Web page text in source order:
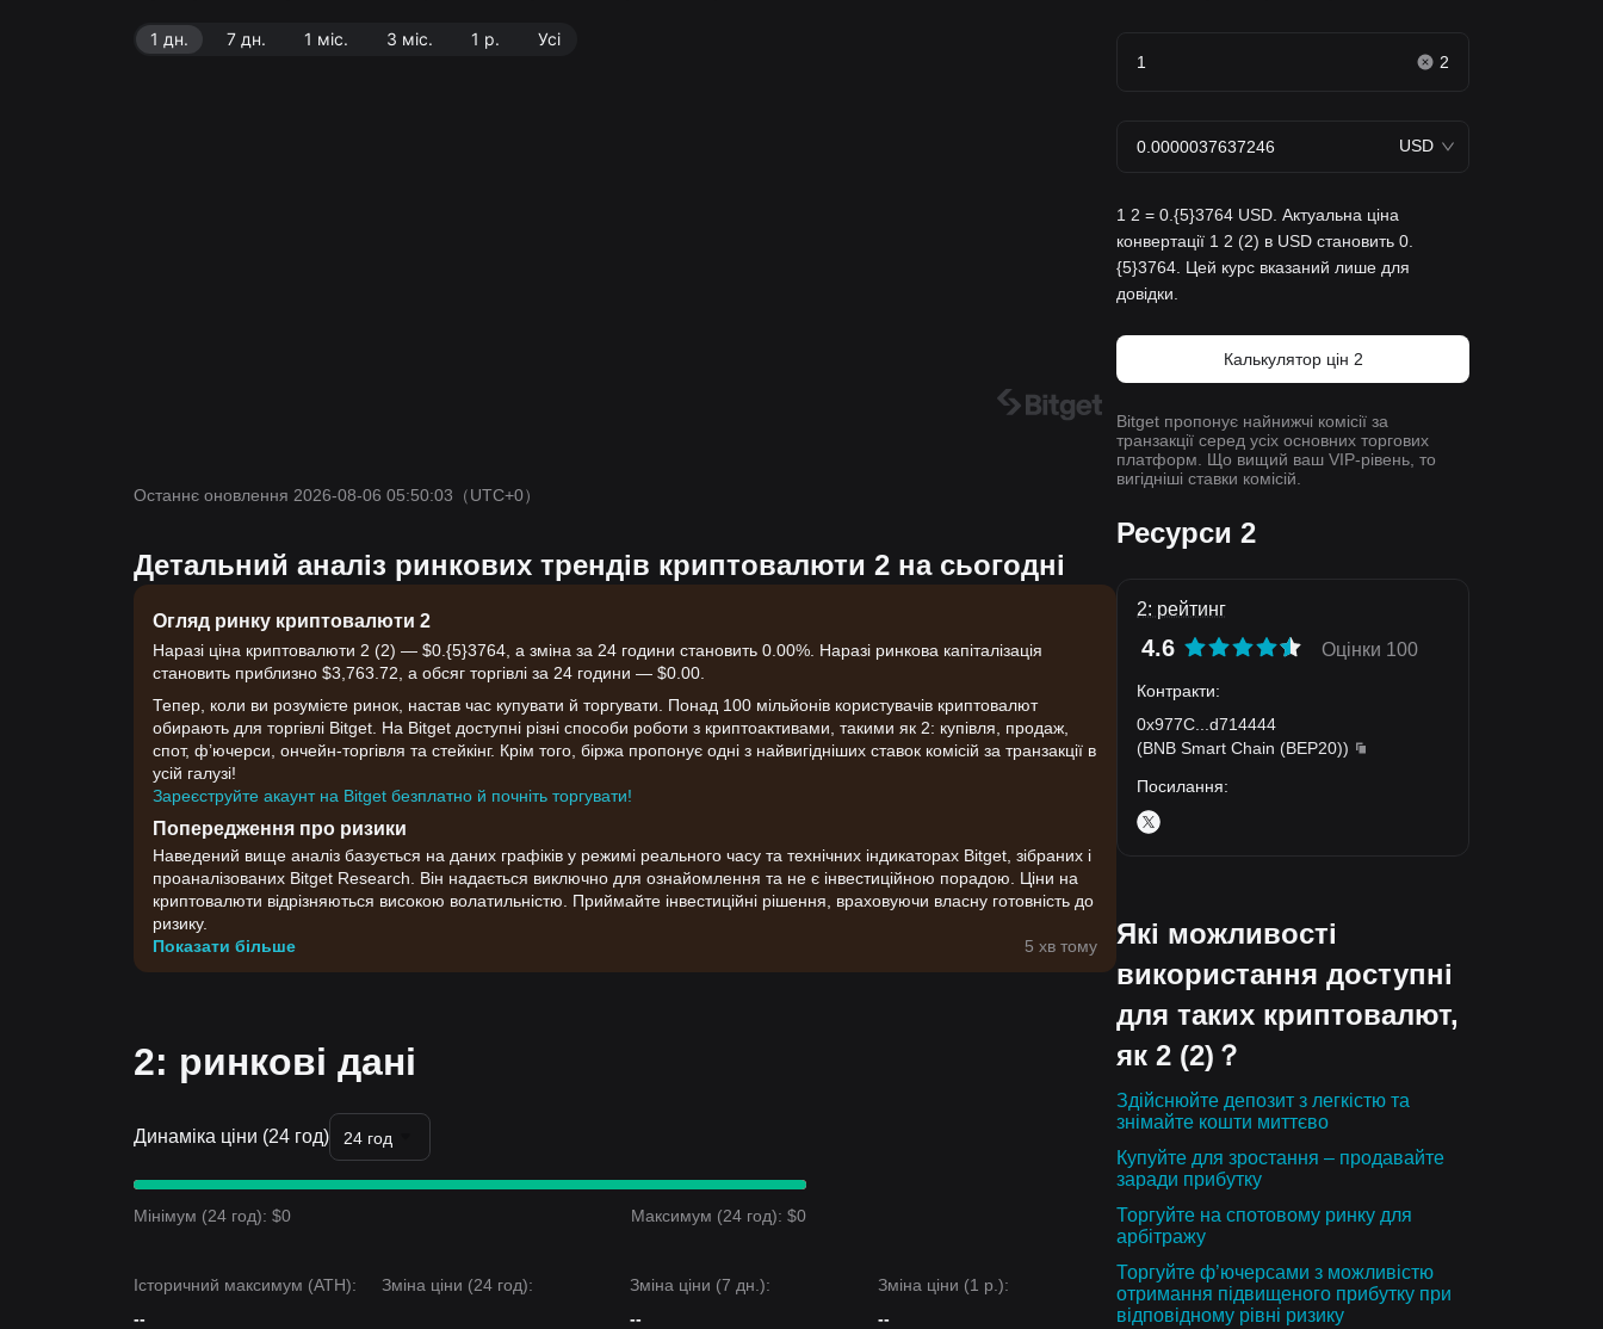
1 дн. 7 дн. 1 міс. 3 міс. 1 р. Усі
Останнє оновлення 2026-08-06 05:50:03 （UTC+0）
Детальний аналіз ринкових трендів криптовалюти 2 на сьогодні
Огляд ринку криптовалюти 2
Наразі ціна криптовалюти 2 (2) — $0.{​5}3764, а зміна за 24 години становить 0.00%. Наразі ринкова капіталізація
становить приблизно $3,763.72, а обсяг торгівлі за 24 години — $0.00.
Тепер, коли ви розумієте ринок, настав час купувати й торгувати. Понад 100 мільйонів користувачів криптовалют
обирають для торгівлі Bitget. На Bitget доступні різні способи роботи з криптоактивами, такими як 2: купівля, продаж,
спот, ф’ючерси, ончейн-торгівля та стейкінг. Крім того, біржа пропонує одні з найвигідніших ставок комісій за транзакції в
усій галузі!
Зареєструйте акаунт на Bitget безплатно й почніть торгувати!
Попередження про ризики
Наведений вище аналіз базується на даних графіків у режимі реального часу та технічних індикаторах Bitget, зібраних і
проаналізованих Bitget Research. Він надається виключно для ознайомлення та не є інвестиційною порадою. Ціни на
криптовалюти відрізняються високою волатильністю. Приймайте інвестиційні рішення, враховуючи власну готовність до
ризику.
Показати більше
5 хв тому
2: ринкові дані
Динаміка ціни (24 год) 24 год
Мінімум (24 год): $0 Максимум (24 год): $0
Історичний максимум (ATH):
--
Зміна ціни (24 год):
Зміна ціни (7 дн.):
--
Зміна ціни (1 р.):
--
2
USD
1 2 = 0.{5}3764 USD. Актуальна ціна
конвертації 1 2 (2) в USD становить 0.
{5}3764. Цей курс вказаний лише для
довідки.
Калькулятор цін 2
Bitget пропонує найнижчі комісії за
транзакції серед усіх основних торгових
платформ. Що вищий ваш VIP-рівень, то
вигідніші ставки комісій.
Ресурси 2
2: рейтинг
4.6 Оцінки 100
Контракти:
0x977C
d714444
(BNB Smart Chain (BEP20))
Посилання:
Які можливості
використання доступні
для таких криптовалют,
як 2 (2)？
Здійснюйте депозит з легкістю та
знімайте кошти миттєво
Купуйте для зростання – продавайте
заради прибутку
Торгуйте на спотовому ринку для
арбітражу
Торгуйте ф’ючерсами з можливістю
отримання підвищеного прибутку при
відповідному рівні ризику